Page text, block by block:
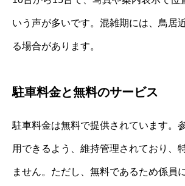
いう声が多いです。混雑期には、鳥居
る場合があります。
駐車料金と無料のサービス
駐車料金は無料で提供されています。
用できるよう、維持管理されており、
ません。ただし、無料であるため係員